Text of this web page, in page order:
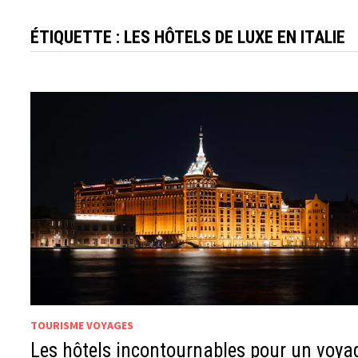
ÉTIQUETTE : LES HÔTELS DE LUXE EN ITALIE
TOURISME VOYAGES
Les hôtels incontournables pour un